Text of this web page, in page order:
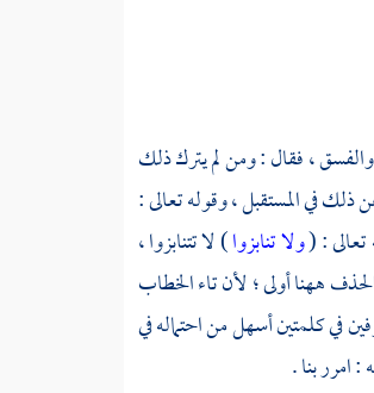
، فقال : ومن لم يترك ذلك
ذلك في المستقبل ، وقوله تعالى :
تعالى : (ولا تنابزوا) لا تتنابزوا ،
: 6 ] والحذف ههنا أولى ؛ لأن تاء الخطاب
في كلمتين أسهل من احتماله في
امرر بنا .